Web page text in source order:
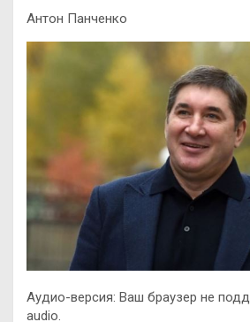
Антон Панченко
Аудио-версия: Ваш браузер не
audio.